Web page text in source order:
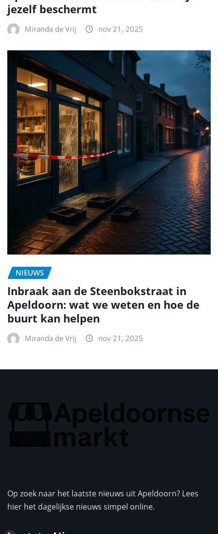
jezelf beschermt
Miranda de Vrij nov 21, 2025
NIEUWS
Inbraak aan de Steenbokstraat in
Apeldoorn: wat we weten en hoe de
buurt kan helpen
Miranda de Vrij nov 21, 2025
Op zoek naar het laatste nieuws uit Apeldoorn? Lees
hier het dagelijkse nieuws simpel online.